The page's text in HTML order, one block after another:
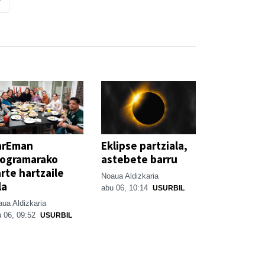
hartzaile
Aldizkaria
06, 09:52 USURBIL
Eklipse partziala,
astebete barru
Noaua Aldizkaria
abu 06, 10:14 USURBIL